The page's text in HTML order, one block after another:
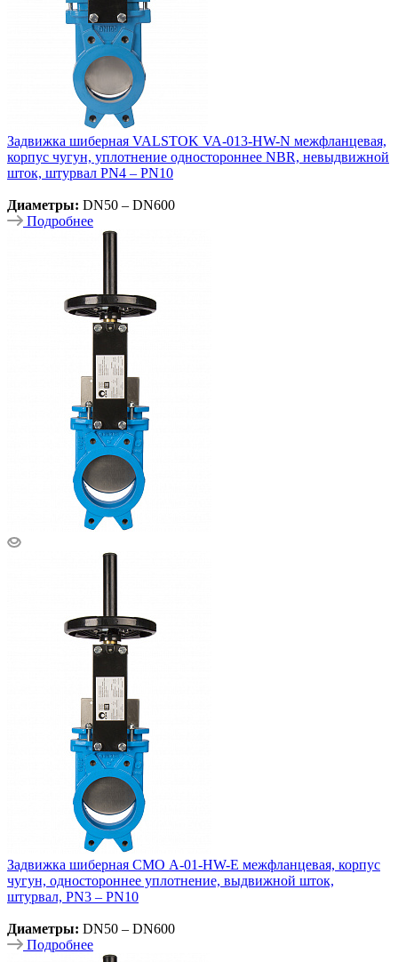
Задвижка шиберная VALSTOK VA-013-HW-N межфланцевая,
корпус чугун, уплотнение одностороннее NBR, невыдвижной
шток, штурвал PN4 – PN10
Диаметры: DN50 – DN600
Подробнее
Задвижка шиберная СМО A-01-HW-E межфланцевая, корпус
чугун, одностороннее уплотнение, выдвижной шток,
штурвал, PN3 – PN10
Диаметры: DN50 – DN600
Подробнее